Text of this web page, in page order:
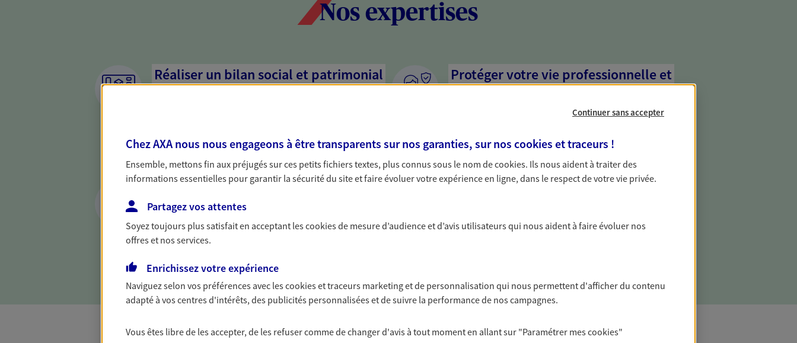
Nos expertises
Réaliser un bilan social et patrimonial
dresser un bilan complet de votre situation. Une analyse
solide pour vous formuler des conseils cohérents avec vos
besoins.
Protéger votre vie professionnelle et
Nous sommes à votre écoute pour vous proposer des
activité, mais aussi les risques liés à votre vie privée. Un seul
interlocuteur pour tous vos besoins, ça change tout.
Vous protéger et protéger vos proches
face aux aléas de la vie
Avec nos solutions de prévoyance, sécurisez vos ressources
et protégez vos proches en cas d'accident, d'invalidité,
Accompagner les professionnels
activité, et vous protéger contre les aléas qui peuvent vous
Continuer sans accepter
Chez AXA nous nous engageons à être transparents sur nos garanties, sur nos cookies et traceurs !
Ensemble, mettons fin aux préjugés sur ces petits fichiers textes, plus connus sous le nom decookies. Ils nous aident à traiter des
informations essentielles pour garantir la sécurité du site et faire évoluer votre expérience en ligne, dans le respect de votre vie privée.
Partagez vos attentes
Soyez toujours plus satisfait en acceptant lescookiesde mesure d’audience et d’avis utilisateurs qui nous aident à faire évoluer nos
offres et nos services.
Enrichissez votre expérience
Naviguez selon vos préférences avec lescookies et traceurs marketing et de personnalisation qui nous permettent d'afficher du contenu
adapté à vos centres d'intérêts, des publicités personnalisées et de suivre la performance de nos campagnes.
Vous êtes libre de les accepter, de les refuser comme de changer d'avis à tout moment en allant sur "Paramétrer mescookies"